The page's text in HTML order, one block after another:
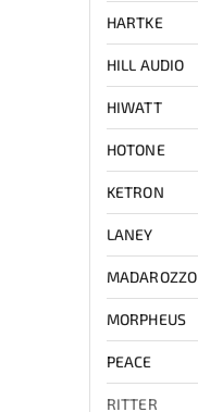
HARTKE
HILL AUDIO
HIWATT
HOTONE
KETRON
LANEY
MADAROZZO
MORPHEUS
PEACE
RITTER